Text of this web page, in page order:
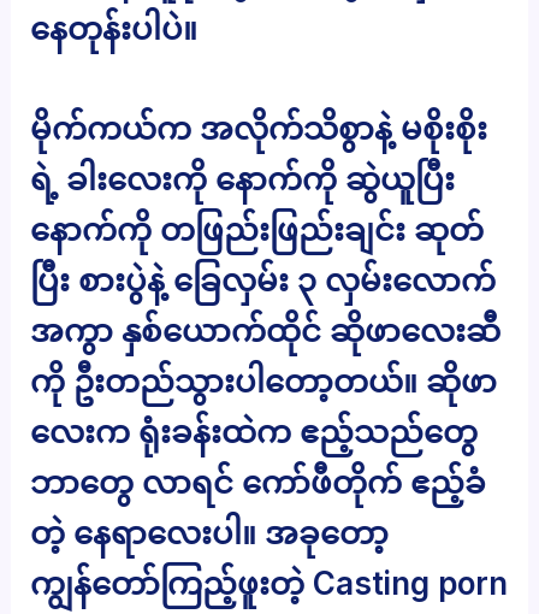
နေတုန်းပါပဲ။
မိုက်ကယ်က အလိုက်သိစွာနဲ့ မစိုးစိုး
ရဲ့ ခါးလေးကို နောက်ကို ဆွဲယူပြီး
နောက်ကို တဖြည်းဖြည်းချင်း ဆုတ်
ပြီး စားပွဲနဲ့ ခြေလှမ်း ၃ လှမ်းလောက်
အကွာ နှစ်ယောက်ထိုင် ဆိုဖာလေးဆီ
ကို ဦးတည်သွားပါတော့တယ်။ ဆိုဖာ
လေးက ရုံးခန်းထဲက ဧည့်သည်တွေ
ဘာတွေ လာရင် ကော်ဖီတိုက် ဧည့်ခံ
တဲ့ နေရာလေးပါ။ အခုတော့
ကျွန်တော်ကြည့်ဖူးတဲ့ Casting porn